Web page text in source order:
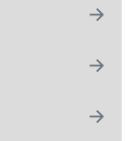
→
→
→